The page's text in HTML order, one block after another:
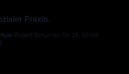
Praxis.
Robert-Schuman-Str. 25, 52066